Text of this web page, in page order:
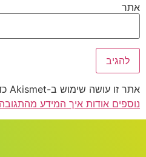
אתר
אתר זו עושה שימוש ב-Akismet כדי לסנן תגובות זבל.
נוספים אודות איך המידע